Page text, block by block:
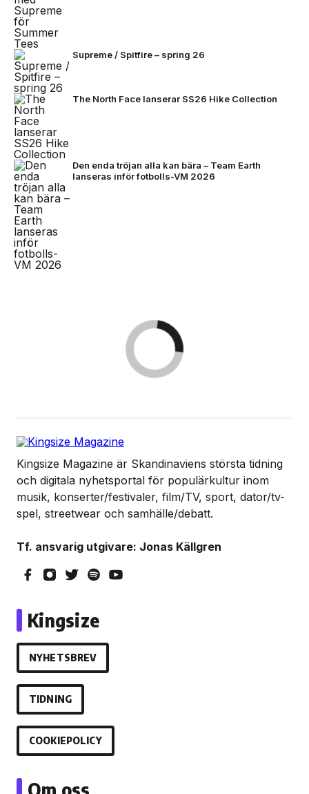
Supreme / Spitfire – spring 26
The North Face lanserar SS26 Hike Collection
Den enda tröjan alla kan bära – Team Earth
lanseras inför fotbolls-VM 2026
Kingsize Magazine är Skandinaviens största tidning
och digitala nyhetsportal för populärkultur inom
musik, konserter/festivaler, film/TV, sport, dator/tv-
spel, streetwear och samhälle/debatt.
Tf. ansvarig utgivare: Jonas Källgren
Kingsize
NYHETSBREV
TIDNING
COOKIEPOLICY